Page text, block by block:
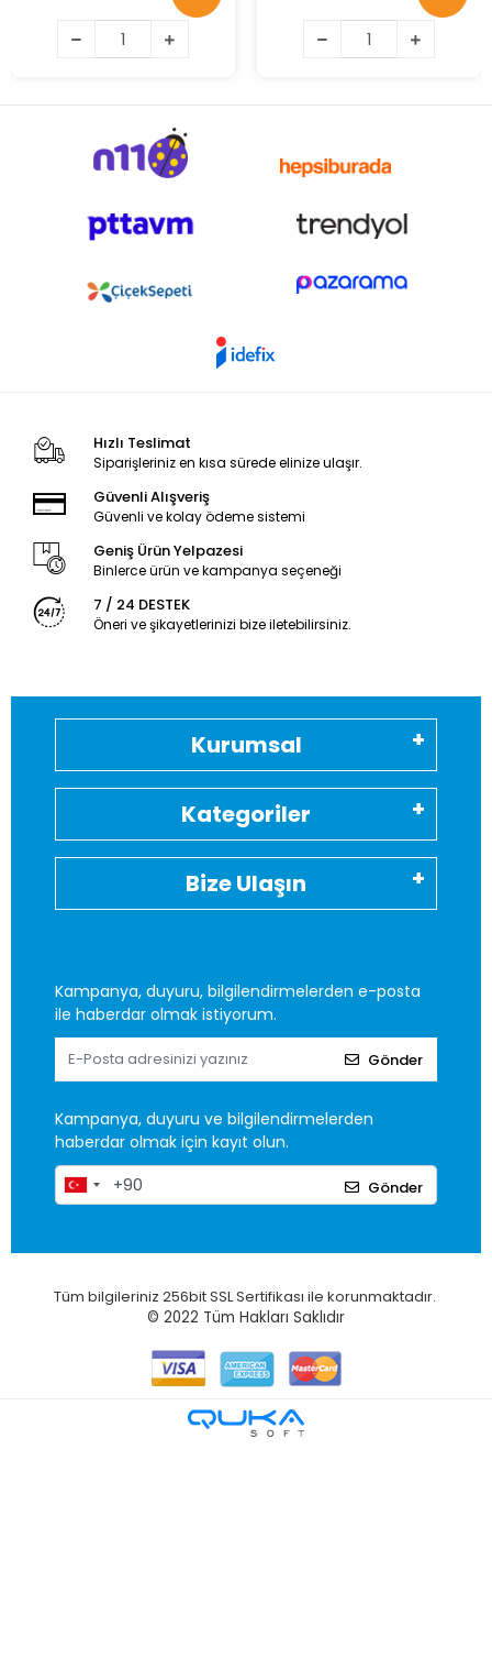
Hızlı Teslimat
Siparişleriniz en kısa sürede elinize ulaşır.
Güvenli Alışveriş
Güvenli ve kolay ödeme sistemi
Geniş Ürün Yelpazesi
Binlerce ürün ve kampanya seçeneği
7 / 24 DESTEK
Öneri ve şikayetlerinizi bize iletebilirsiniz.
Kurumsal
Kategoriler
Bize Ulaşın
Kampanya, duyuru, bilgilendirmelerden e-posta
ile haberdar olmak istiyorum.
Gönder
Kampanya, duyuru ve bilgilendirmelerden
haberdar olmak için kayıt olun.
Gönder
Tüm bilgileriniz 256bit SSL Sertifikası ile korunmaktadır.
© 2022 Tüm Hakları Saklıdır